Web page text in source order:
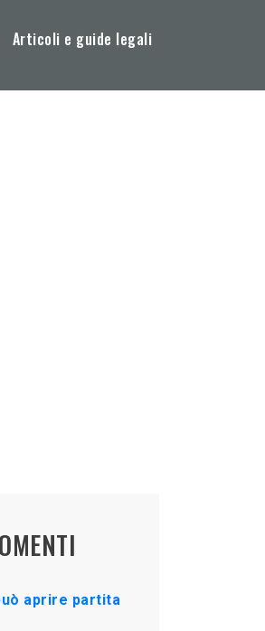
Articoli e guide legali
aprire partita